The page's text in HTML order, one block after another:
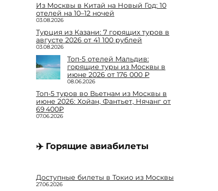
Из Москвы в Китай на Новый Год: 10
отелей на 10–12 ночей
03.08.2026
Турция из Казани: 7 горящих туров в
августе 2026 от 41 100 рублей
03.08.2026
Топ-5 отелей Мальдив:
горящие туры из Москвы в
июне 2026 от 176 000 ₽
08.06.2026
Топ-5 туров во Вьетнам из Москвы в
июне 2026: Хойан, Фантьет, Нячанг от
69 400₽
07.06.2026
✈️ Горящие авиабилеты
Доступные билеты в Токио из Москвы
27.06.2026